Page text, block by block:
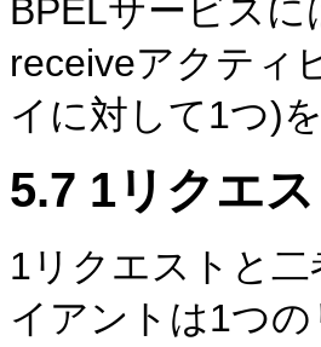
BPELサービス
receiveアクティ
イに対して1つ)
5.7 1リクエ
1リクエストと
イアントは1つ